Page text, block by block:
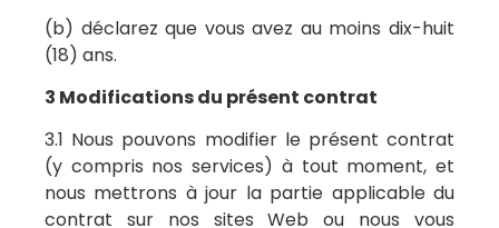
(b) déclarez que vous avez au moins dix-huit
(18) ans.
3 Modifications du présent contrat
3.1 Nous pouvons modifier le présent contrat
(y compris nos services) à tout moment, et
nous mettrons à jour la partie applicable du
contrat sur nos sites Web ou nous vous